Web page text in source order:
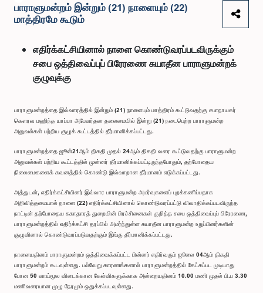
பாராளுமன்றம் இன்றும் (21) நாளையும் (22)
மாத்திரமே கூடும்
எதிர்க்கட்சியினால் நாளை கொண்டுவரப்படவிருக்கும்
சபை ஒத்திவைப்புப் பிரேரணை சுயாதீன பாராளுமன்றக்
குழுவுக்கு
பாராளுமன்றத்தை இவ்வாரத்தில் இன்றும் (21) நாளையும் மாத்திரம் கூட்டுவதற்கு சபாநாயகர்
கௌரவ மஹிந்த யாப்பா அபேவர்தன தலைமையில் இன்று (21) நடைபெற்ற பாராளுமன்ற
அலுவல்கள் பற்றிய குழுக் கூட்டத்தில் தீர்மானிக்கப்பட்டது.
பாராளுமன்றத்தை ஜூன்21ஆம் திகதி முதல் 24ஆம் திகதி வரை கூட்டுவதற்கு பாராளுமன்ற
அலுவல்கள் பற்றிய கூட்டத்தில் முன்னர் தீர்மானிக்கப்பட்டிருந்தபோதும், தற்போதைய
நிலைமைகளைக் கவனத்தில் கொண்டு இவ்வாறான தீர்மானம் எடுக்கப்பட்டது.
அத்துடன், எதிர்க்கட்சியினர் இவ்வார பாராளுமன்ற அமர்வுகளைப் புறக்கணிப்பதாக
அறிவித்தமையால் நாளை (22) எதிர்க்கட்சியினால் கொண்டுவரப்பட்டு விவாதிக்கப்படவிருந்த
நாட்டின் தற்போதைய சுகாதாரத் துறையின் பிரச்சினைகள் குறித்த சபை ஒத்திவைப்புப் பிரேரணை,
பாராளுமன்றத்தில் எதிர்க்கட்சி தரப்பில் அமர்ந்துள்ள சுயாதீன பாராளுமன்ற உறுப்பினர்களின்
குழுவினால் கொண்டுவரப்படுவதற்கும் இங்கு தீர்மானிக்கப்பட்டது.
நாளையதினம் பாராளுமன்றம் ஒத்திவைக்கப்பட்ட பின்னர் எதிர்வரும் ஜூலை 04ஆம் திகதி
பாராளுமன்றம் கூடவுள்ளது. பல்வேறு காரணங்களால் பாராளுமன்றத்தில் கேட்கப்பட முடியாது
போன 50 வாய்மூல விடைக்கான கேள்விகளுக்காக அன்றையதினம் 10.00 மணி முதல் பி.ப 3.30
மணிவரையான முழு நேரமும் ஒதுக்கப்படவுள்ளது.